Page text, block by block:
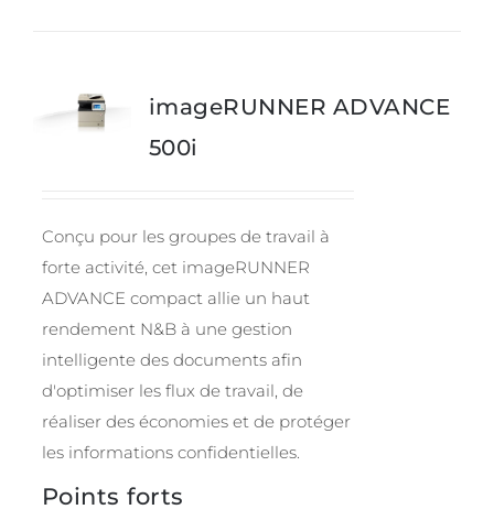
imageRUNNER ADVANCE
500i
Conçu pour les groupes de travail à
forte activité, cet imageRUNNER
ADVANCE compact allie un haut
rendement N&B à une gestion
intelligente des documents afin
d'optimiser les flux de travail, de
réaliser des économies et de protéger
les informations confidentielles.
Points forts